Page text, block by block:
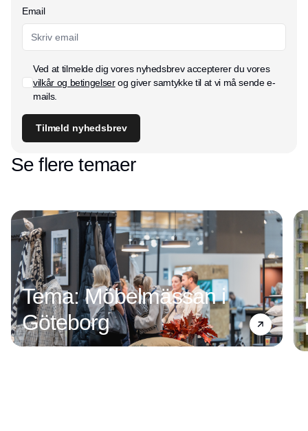
Email
Ved at tilmelde dig vores nyhedsbrev accepterer du vores
vilkår og betingelserog giver samtykke til at vi må sende e-
mails.
Tilmeld nyhedsbrev
Se flere temaer
Tema: Möbelmässan i
Göteborg